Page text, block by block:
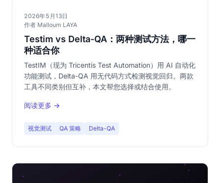
2026年5月13日
作者 Malloum LAYA
Testim vs Delta-QA：两种测试方法，哪一
种适合你
TestIM（现为 Tricentis Test Automation）用 AI 自动化
功能测试，Delta-QA 用无代码方式检测视觉回归。两款
工具不同类别但互补，本文帮您选择或结合使用。
阅读更多 →
视觉测试 QA 策略 Delta-QA